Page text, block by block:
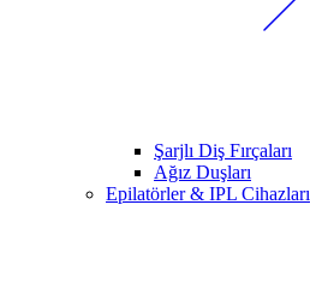
Şarjlı Diş Fırçaları
Ağız Duşları
Epilatörler & IPL Cihazları